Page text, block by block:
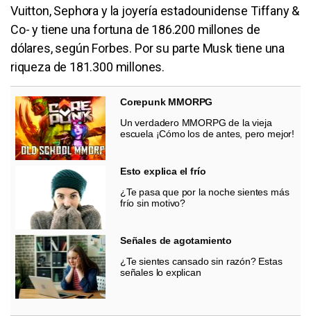
Vuitton, Sephora y la joyería estadounidense Tiffany &
Co- y tiene una fortuna de 186.200 millones de
dólares, según Forbes. Por su parte Musk tiene una
riqueza de 181.300 millones.
Corepunk MMORPG
Un verdadero MMORPG de la vieja
escuela ¡Cómo los de antes, pero mejor!
Esto explica el frío
¿Te pasa que por la noche sientes más
frío sin motivo?
Señales de agotamiento
¿Te sientes cansado sin razón? Estas
señales lo explican